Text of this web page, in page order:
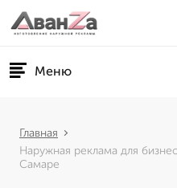
Меню
Главная
Наружная реклама для
Самаре